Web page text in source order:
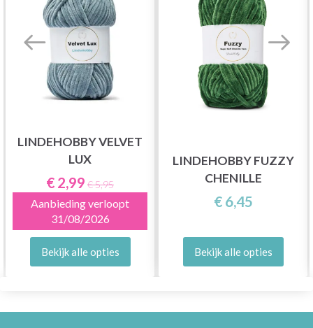
LINDEHOBBY VELVET
LUX
€ 2,99 € 5,95
Aanbieding verloopt
31/08/2026
Bekijk alle opties
LINDEHOBBY FUZZY
CHENILLE
€ 6,45
Bekijk alle opties